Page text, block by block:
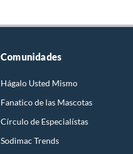
Comunidades
Hágalo Usted Mismo
Fanatico de las Mascotas
Círculo de Especialístas
Sodimac Trends